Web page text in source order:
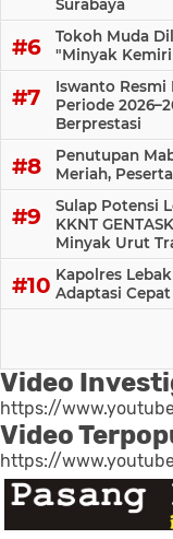
Surabaya
Tokoh Muda
"Minyak Kemiri
Iswanto Resmi
Periode
Berprestasi
Penutupan
Meriah,
Sulap Potensi
KKNT
Minyak Urut
Kapolres
Adaptasi
Video
https://
Video
https://